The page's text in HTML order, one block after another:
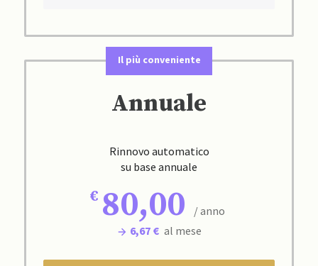
Il più conveniente
Annuale
Rinnovo automatico
su base annuale
80,00
/ anno
6,67 € al mese